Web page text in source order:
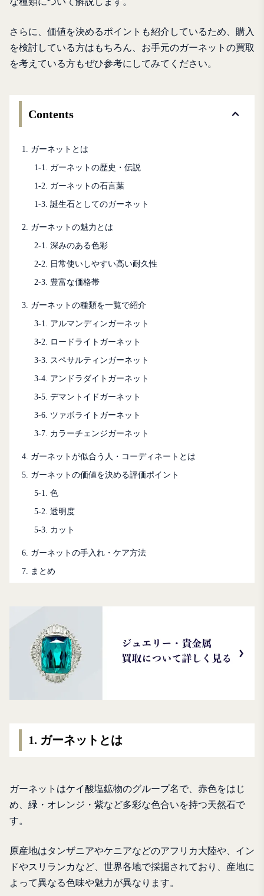
さらに、価値を決めるポイントも紹介しているため、購入
を検討している方はもちろん、お手元のガーネットの買取
を考えている方もぜひ参考にしてみてください。
Contents
1. ガーネットとは
1-1. ガーネットの歴史・伝説
1-2. ガーネットの石言葉
1-3. 誕生石としてのガーネット
2. ガーネットの魅力とは
2-1. 深みのある色彩
2-2. 日常使いしやすい高い耐久性
2-3. 豊富な価格帯
3. ガーネットの種類を一覧で紹介
3-1. アルマンディンガーネット
3-2. ロードライトガーネット
3-3. スペサルティンガーネット
3-4. アンドラダイトガーネット
3-5. デマントイドガーネット
3-6. ツァボライトガーネット
3-7. カラーチェンジガーネット
4. ガーネットが似合う人・コーディネートとは
5. ガーネットの価値を決める評価ポイント
5-1. 色
5-2. 透明度
5-3. カット
6. ガーネットの手入れ・ケア方法
7. まとめ
1. ガーネットとは
ガーネットはケイ酸塩鉱物のグループ名で、赤色をはじ
め、緑・オレンジ・紫など多彩な色合いを持つ天然石で
す。
原産地はタンザニアやケニアなどのアフリカ大陸や、イン
ドやスリランカなど、世界各地で採掘されており、産地に
よって異なる色味や魅力が異なります。